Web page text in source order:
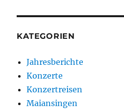
KATEGORIEN
Jahresberichte
Konzerte
Konzertreisen
Maiansingen